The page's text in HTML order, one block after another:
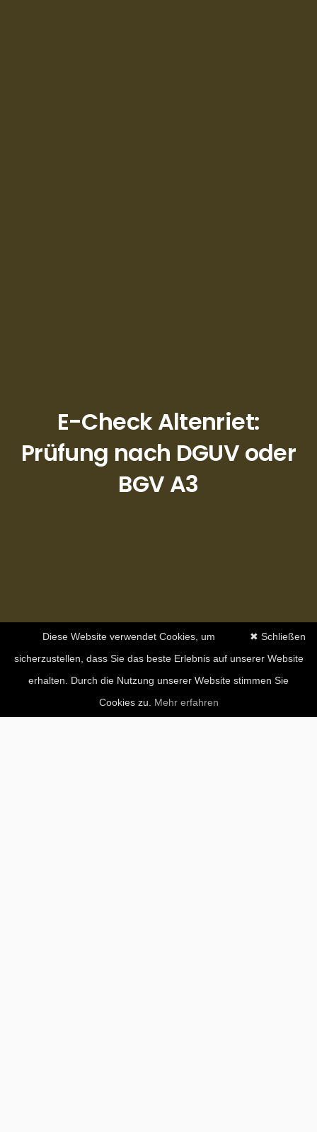
E-Check Altenriet:
Prüfung nach DGUV oder
BGV A3
✖ Schließen
Diese Website verwendet Cookies, um
sicherzustellen, dass Sie das beste Erlebnis auf unserer Website
erhalten. Durch die Nutzung unserer Website stimmen Sie
Cookies zu. Mehr erfahren